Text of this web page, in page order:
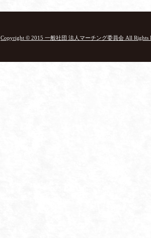
Copyright © 2015 一般社団 法人マーチング委員会 All Rights